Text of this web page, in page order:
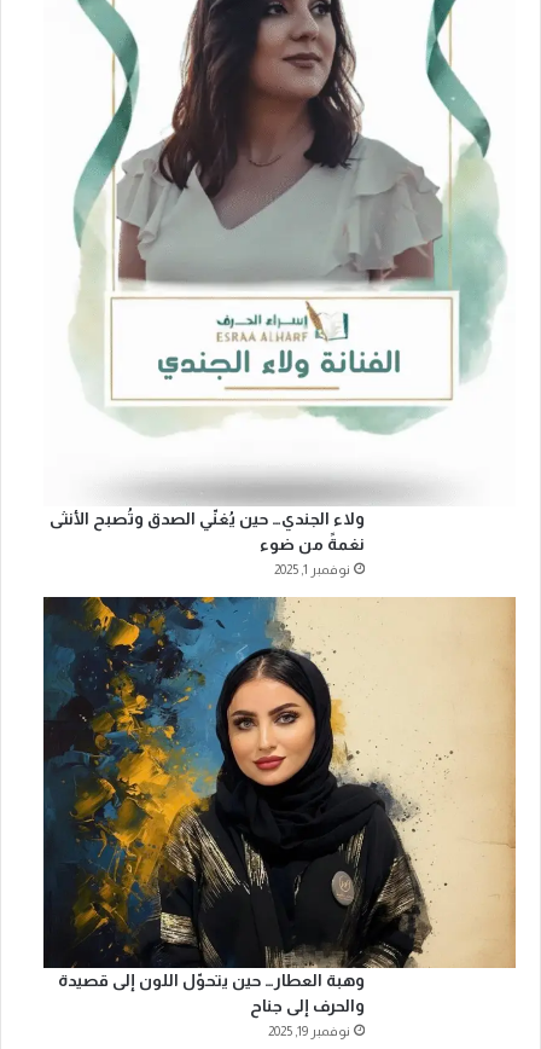
ولاء الجندي… حين يُغنّي الصدق وتُصبح الأنثى
نغمةً من ضوء
نوفمبر 1, 2025
وهبة العطار… حين يتحوّل اللون إلى قصيدة
والحرف إلى جناح
نوفمبر 19, 2025